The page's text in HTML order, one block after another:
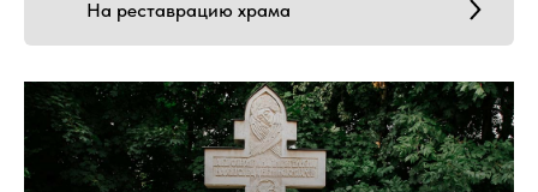
На реставрацию храма